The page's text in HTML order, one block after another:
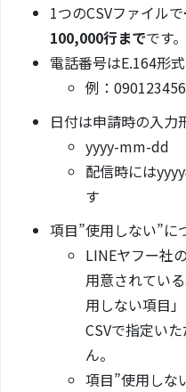
1つのCSVファイルで
100,000行までです。
電話番号はE.164形
例：
日付は申請時の入力
yyyy-mm-dd
配信時には
す
項目”使用しない”に
LINEヤフー社
用意されてい
用しない項目
CSVで指定い
ん。
項目”使用しな